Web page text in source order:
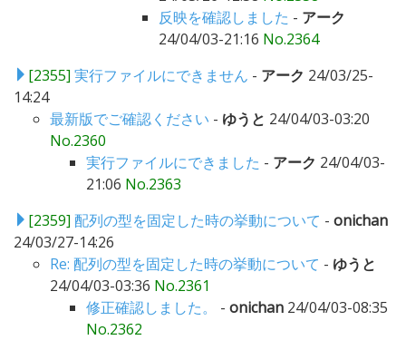
反映を確認しました - アーク
24/04/03-21:16 No.2364
[2355] 実行ファイルにできません - アーク 24/03/25-
14:24
最新版でご確認ください - ゆうと 24/04/03-03:20
No.2360
実行ファイルにできました - アーク 24/04/03-
21:06 No.2363
[2359] 配列の型を固定した時の挙動について - onichan
24/03/27-14:26
Re: 配列の型を固定した時の挙動について - ゆうと
24/04/03-03:36 No.2361
修正確認しました。
- onichan 24/04/03-08:35
No.2362